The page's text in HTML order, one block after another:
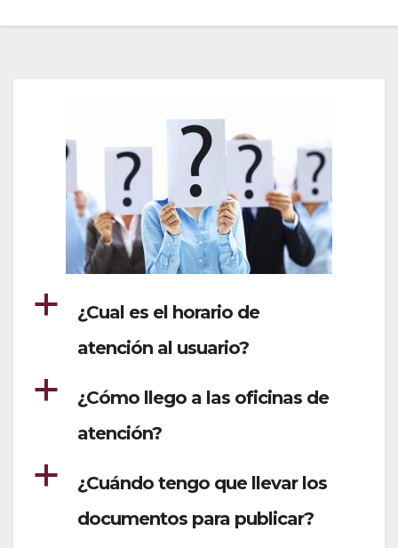
a
¿Cual es el horario de
atención al usuario?
a
¿Cómo llego a las oficinas de
atención?
a
¿Cuándo tengo que llevar los
documentos para publicar?